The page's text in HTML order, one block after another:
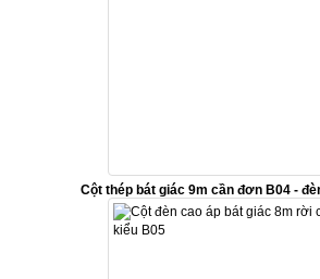
Cột thép bát giác 9m cần đơn B04 -